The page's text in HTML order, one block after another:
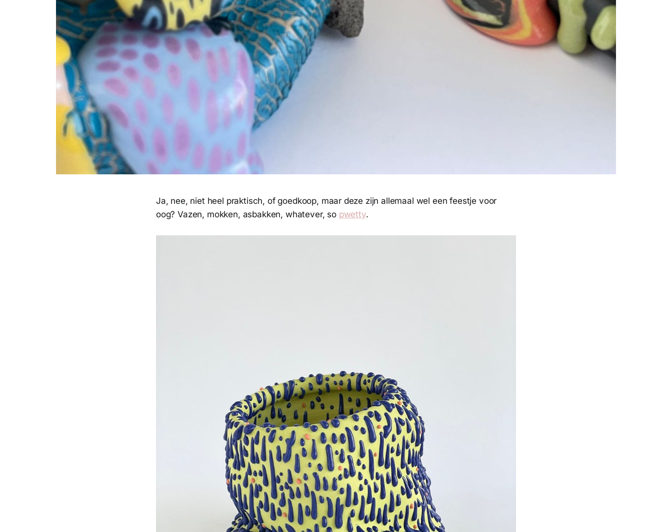
Ja, nee, niet heel praktisch, of goedkoop, maar deze zijn allemaal wel een feestje voor
oog? Vazen, mokken, asbakken, whatever, so pwetty.